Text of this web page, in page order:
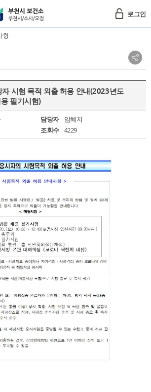
로그인
항
소
셜
네
크
보
시험 목적 외출 허용 안내(2023년도
필기시험)
담당자
임혜지
조회수 4229